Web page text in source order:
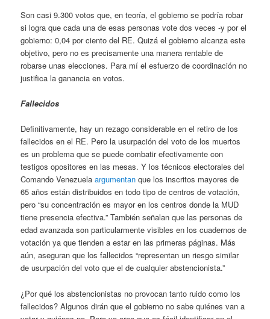
Son casi 9.300 votos que, en teoría, el gobierno se podría robar
si logra que cada una de esas personas vote dos veces -y por el
gobierno: 0,04 por ciento del RE. Quizá el gobierno alcanza este
objetivo, pero no es precisamente una manera rentable de
robarse unas elecciones. Para mí el esfuerzo de coordinación no
justifica la ganancia en votos.
Fallecidos
Definitivamente, hay un rezago considerable en el retiro de los
fallecidos en el RE. Pero la usurpación del voto de los muertos
es un problema que se puede combatir efectivamente con
testigos opositores en las mesas. Y los técnicos electorales del
Comando Venezuelaargumentan que los inscritos mayores de
65 años están distribuidos en todo tipo de centros de votación,
pero “su concentración es mayor en los centros donde la MUD
tiene presencia efectiva.” También señalan que las personas de
edad avanzada son particularmente visibles en los cuadernos de
votación ya que tienden a estar en las primeras páginas. Más
aún, aseguran que los fallecidos “representan un riesgo similar
de usurpación del voto que el de cualquier abstencionista.”
¿Por qué los abstencionistas no provocan tanto ruido como los
fallecidos? Algunos dirán que el gobierno no sabe quiénes van a